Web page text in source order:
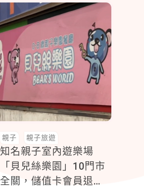
親子 親子旅遊
知名親子室內遊樂場
「貝兒絲樂園」10門市
全關，儲值卡會員退款